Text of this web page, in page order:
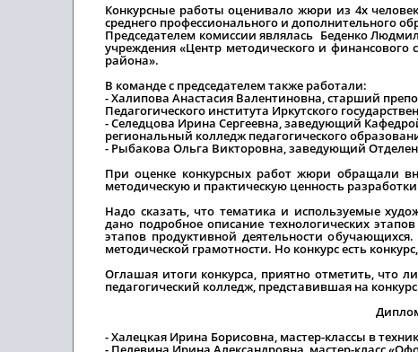
Конкурсные работы оценивало жюри из 4х
среднего профессионального и дополнительного
Председателем комиссии являлась Беденко
учреждения «Центр методического и
района».
В команде с председателем также работали:
- Халипова Анастасия Валентиновна, старший
Педагогического института Иркутского
- Селедцова Ирина Сергеевна, заведующий
региональный колледж педагогического
- Рыбакова Ольга Викторовна, заведующий
При оценке конкурсных работ жюри обращали
методическую и практическую ценность
Надо сказать, что тематика и используемые
дано подробное описание технологических
этапов продуктивной деятельности
методической грамотности. Но конкурс есть
Оглашая итоги конкурса, приятно отметить,
педагогический колледж, представившая на
- Халецкая Ирина Борисовна, мастер-классы в